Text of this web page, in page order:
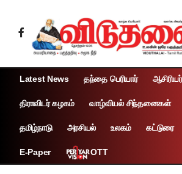
Latest News தந்தை பெரியார்
திராவிடர் கழகம் வாழ்வியல் சிந்தனைகள்
தமிழ்நாடு அரசியல் உலகம் கட்டுரை
E-Paper OTT